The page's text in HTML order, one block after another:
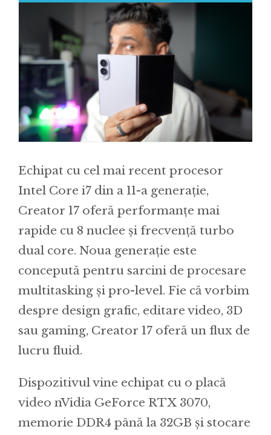
Echipat cu cel mai recent procesor
Intel Core i7 din a 11-a generație,
Creator 17 oferă performanțe mai
rapide cu 8 nuclee și frecvență turbo
dual core. Noua generație este
concepută pentru sarcini de procesare
multitasking și pro-level. Fie că vorbim
despre design grafic, editare video, 3D
sau gaming, Creator 17 oferă un flux de
lucru fluid.
Dispozitivul vine echipat cu o placă
video nVidia GeForce RTX 3070,
memorie DDR4 până la 32GB și stocare